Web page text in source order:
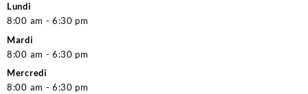
Lundi
8:00 am - 6:30 pm
Mardi
8:00 am - 6:30 pm
Mercredi
8:00 am - 6:30 pm